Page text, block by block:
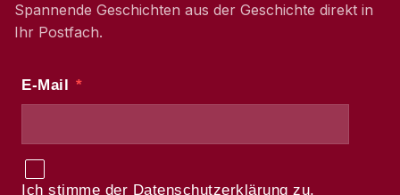
Spannende Geschichten aus der Geschichte direkt in
Ihr Postfach.